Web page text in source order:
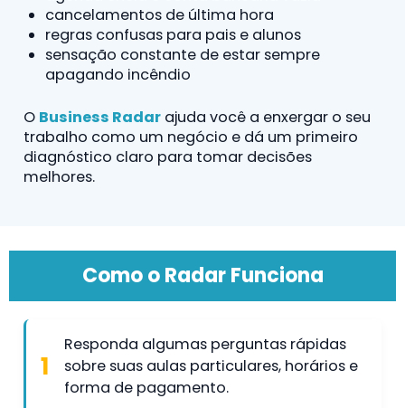
cancelamentos de última hora
regras confusas para pais e alunos
sensação constante de estar sempre
apagando incêndio
O Business Radar ajuda você a enxergar o seu
trabalho como um negócio e dá um primeiro
diagnóstico claro para tomar decisões
melhores.
Como o Radar Funciona
Responda algumas perguntas rápidas
sobre suas aulas particulares, horários e
forma de pagamento.